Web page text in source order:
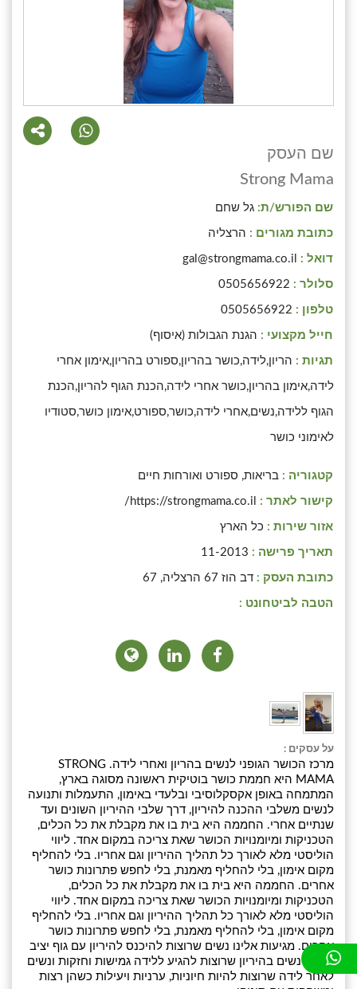
שם העסק
Strong Mama
שם הפורש/ת: גל שחם
כתובת מגורים : הרצליה
דואל : gal@strongmama.co.il
סלולר : 0505656922
טלפון : 0505656922
חייל מקצועי : הגנת הגבולות (איסוף)
תגיות : הריון,לידה,כושר בהריון,ספורט בהריון,אימון אחרי
לידה,אימון בהריון,כושר אחרי לידה,הכנת הגוף להריון,הכנת
הגוף ללידה,נשים,אחרי לידה,כושר,ספורט,אימון כושר,סטודיו
לאימוני כושר
קטגוריה : בריאות, ספורט ואורחות חיים
קישור לאתר : https://strongmama.co.il/
אזור שירות : כל הארץ
תאריך פרישה : 11-2013
כתובת העסק : דב הוז 67 הרצליה, 67
הטבה לביטחונט :
על עסקים :
מרכז הכושר הגופני לנשים בהריון ואחרי לידה. STRONG
MAMA היא חממת כושר בוטיקית ראשונה מסוגה בארץ,
המתמחה באופן אקסקלוסיבי ובלעדי באימון, התעמלות ותנועה
לנשים משלבי ההכנה להיריון, דרך שלבי ההיריון השונים ועד
שנתיים אחרי. החממה היא בית בו את מקבלת את כל הכלים,
הטכניקות ומיומנויות הכושר שאת צריכה במקום אחד. ליווי
הוליסטי מלא לאורך כל תהליך ההיריון וגם אחריו. בלי להחליף
מקום אימון, בלי להחליף מאמנת, בלי לחפש פתרונות כושר
אחרים. החממה היא בית בו את מקבלת את כל הכלים,
הטכניקות ומיומנויות הכושר שאת צריכה במקום אחד. ליווי
הוליסטי מלא לאורך כל תהליך ההיריון וגם אחריו. בלי להחליף
מקום אימון, בלי להחליף מאמנת, בלי לחפש פתרונות כושר
אחרים. מגיעות אלינו נשים שרוצות להיכנס להיריון עם גוף יציב
ובריא, נשים בהיריון שרוצות להגיע ללידה גמישות וחזקות ונשים
לאחר לידה שרוצות להיות חיוניות, ערניות ויעילות כשהן רצות